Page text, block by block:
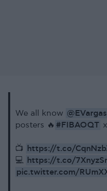
We all know
posters 🔥 #FIBAOQT x
📺 https://t.co/
💻 https://t.co/
pic.twitter.com/